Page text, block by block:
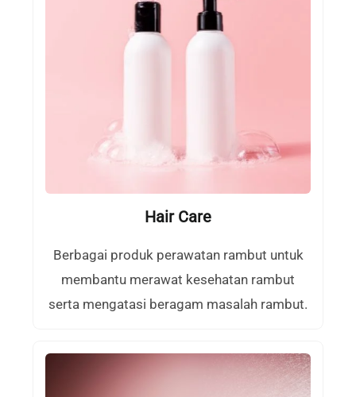
Hair Care
Berbagai produk perawatan rambut untuk
membantu merawat kesehatan rambut
serta mengatasi beragam masalah rambut.